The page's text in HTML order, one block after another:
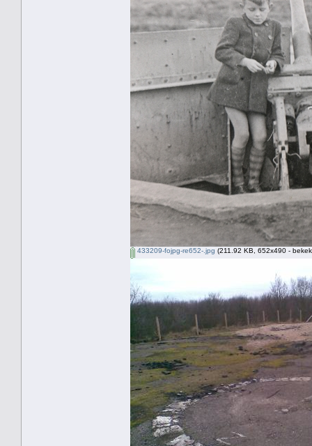
433209-fojpg-re652-.jpg (211.92 KB, 652x490 -